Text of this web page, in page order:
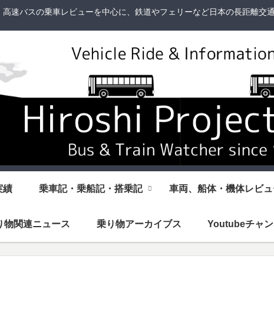
高速バスの乗車レビューを中心に、鉄道やフェリーなど日本の長距離交
績 乗車記・乗船記・搭乗記 車両、船体・機体レビ
物関連ニュース 乗り物アーカイブス Youtubeチャ